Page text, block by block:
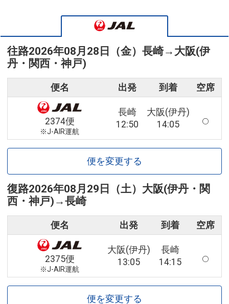
往路2026年08月28日（金） 長崎→ 大阪(伊
丹・関西・神戸)
便名 出発 到着 空席
2374便
※J-AIR運航
長崎
12:50
大阪(伊丹)
14:05
便を変更する
復路2026年08月29日（土） 大阪(伊丹・関
西・神戸) →長崎
便名 出発 到着 空席
2375便
※J-AIR運航
大阪(伊丹)
13:05
長崎
14:15
便を変更する